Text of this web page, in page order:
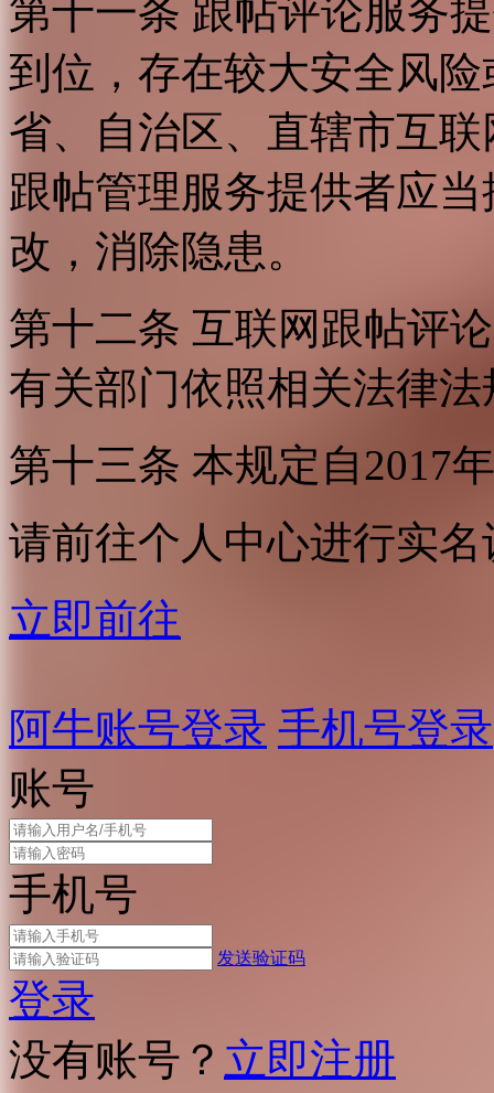
第十一条 跟帖评论服务
到位，存在较大安全风
省、自治区、直辖市互
跟帖管理服务提供者应
改，消除隐患。
第十二条 互联网跟帖评
有关部门依照相关法律
第十三条 本规定自2017
请前往个人中心进行实名
立即前往
阿牛账号登录 手机号登录
账号
手机号
发送验证码
登录
没有账号？ 立即注册